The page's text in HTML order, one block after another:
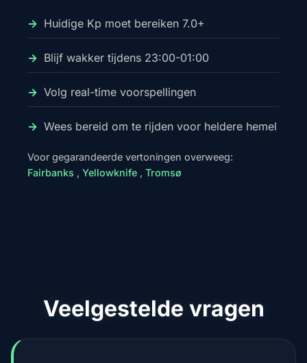
Huidige Kp moet bereiken 7.0+
Blijf wakker tijdens 23:00-01:00
Volg real-time voorspellingen
Wees bereid om te rijden voor heldere hemel
Voor gegarandeerde vertoningen overweeg:
Fairbanks , Yellowknife , Tromsø
Veelgestelde vragen